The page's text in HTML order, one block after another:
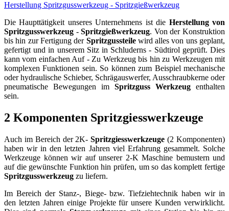
Herstellung Spritzgusswerkzeug - Spritzgießwerkzeug
Die Haupttätigkeit unseres Unternehmens ist die Herstellung von
Spritzgusswerkzeug -Spritzgießwerkzeug. Von der Konstruktion
bis hin zur Fertigung der Spritzgussteilewird alles von uns geplant,
gefertigt und in unserem Sitz in Schluderns - Südtirol geprüft. Dies
kann vom einfachen Auf - Zu Werkzeug bis hin zu Werkzeugen mit
komplexen Funktionen sein. So können zum Beispiel mechanische
oder hydraulische Schieber, Schrägauswerfer, Ausschraubkerne oder
pneumatische Bewegungen im Spritzguss Werkzeug enthalten
sein.
2 Komponenten Spritzgiesswerkzeuge
Auch im Bereich der 2K-Spritzgiesswerkzeuge (2 Komponenten)
haben wir in den letzten Jahren viel Erfahrung gesammelt. Solche
Werkzeuge können wir auf unserer 2-K Maschine bemustern und
auf die gewünschte Funktion hin prüfen, um so das komplett fertige
Spritzgusswerkzeug zu liefern.
Im Bereich der Stanz-, Biege- bzw. Tiefziehtechnik haben wir in
den letzten Jahren einige Projekte für unsere Kunden verwirklicht.